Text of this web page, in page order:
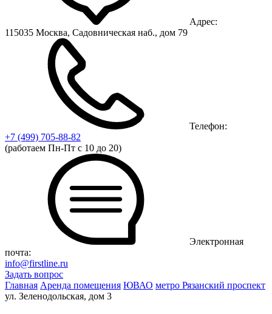
Адрес:
115035 Москва, Садовническая наб., дом 79
Телефон:
+7 (499) 705-88-82
(работаем Пн-Пт с 10 до 20)
Электронная
почта:
info@firstline.ru
Задать вопрос
Главная Аренда помещения ЮВАО метро Рязанский проспект
ул. Зеленодольская, дом 3